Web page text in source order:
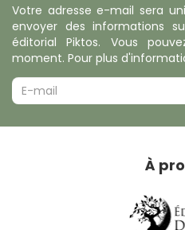
Votre adresse e-mail sera
envoyer des informations
éditorial Piktos. Vous
moment. Pour plus
À